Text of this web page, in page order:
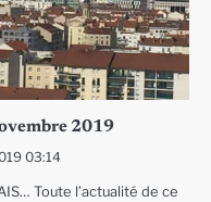
2019
03:14
Toute l’actualité de ce